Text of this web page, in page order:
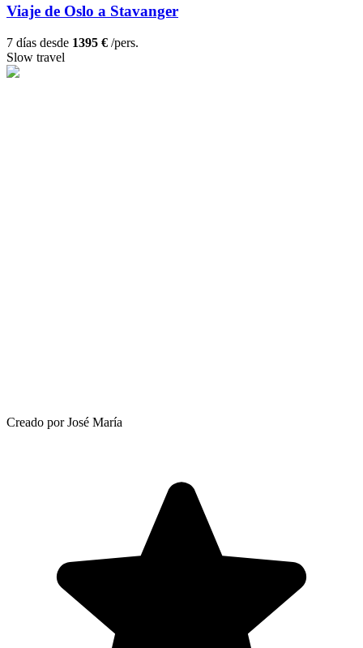
Viaje de Oslo a Stavanger
7 días desde 1395 € /pers.
Slow travel
Creado por José María